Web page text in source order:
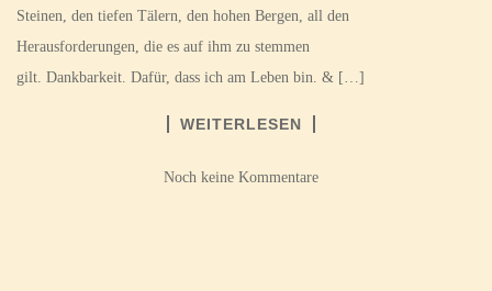
Steinen, den tiefen Tälern, den hohen Bergen, all den
Herausforderungen, die es auf ihm zu stemmen
gilt. Dankbarkeit. Dafür, dass ich am Leben bin. & […]
WEITERLESEN
Noch keine Kommentare